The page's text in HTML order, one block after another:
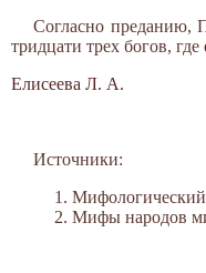
Согласно преданию,
тридцати трех богов,
Елисеева Л. А.
Источники:
Мифологический
Мифы народов